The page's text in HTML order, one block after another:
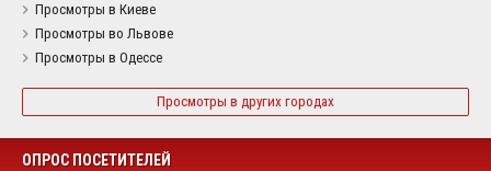
Просмотры в Киеве
Просмотры во Львове
Просмотры в Одессе
Просмотры в других городах
ОПРОС ПОСЕТИТЕЛЕЙ